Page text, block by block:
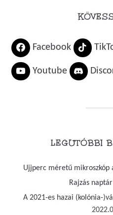
Facebook
Youtube
LEGUTÓBBI
Ujjperc méretű mikroszkóp
Rajzás naptár
A 2021-es hazai (kolónia-